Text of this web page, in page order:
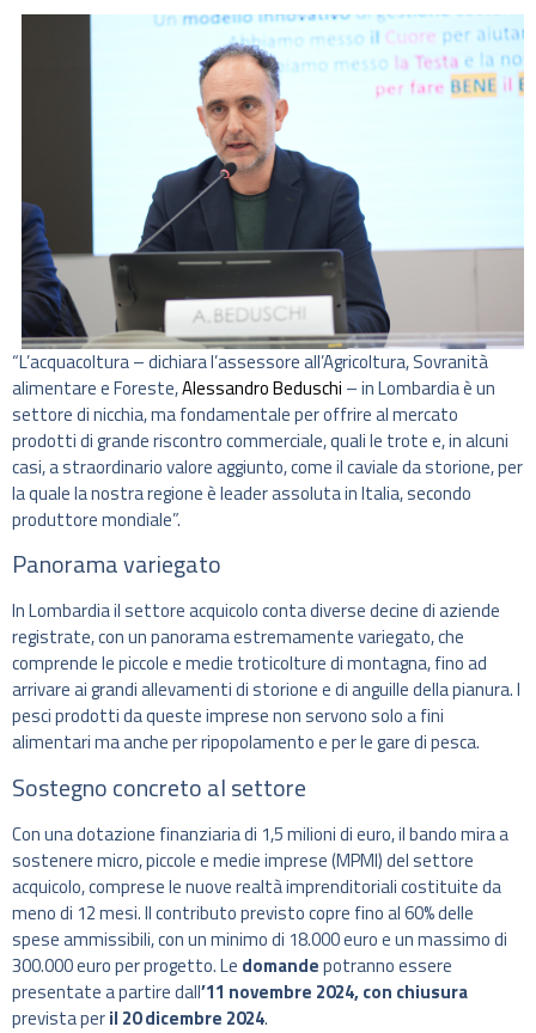
“L’acquacoltura – dichiara l’assessore all’Agricoltura, Sovranità
alimentare e Foreste,Alessandro Beduschi – in Lombardia è un
settore di nicchia, ma fondamentale per offrire al mercato
prodotti di grande riscontro commerciale, quali le trote e, in alcuni
casi, a straordinario valore aggiunto, come il caviale da storione, per
la quale la nostra regione è leader assoluta in Italia, secondo
produttore mondiale”.
Panorama variegato
In Lombardia il settore acquicolo conta diverse decine di aziende
registrate, con un panorama estremamente variegato, che
comprende le piccole e medie troticolture di montagna, fino ad
arrivare ai grandi allevamenti di storione e di anguille della pianura. I
pesci prodotti da queste imprese non servono solo a fini
alimentari ma anche per ripopolamento e per le gare di pesca.
Sostegno concreto al settore
Con una dotazione finanziaria di 1,5 milioni di euro, il bando mira a
sostenere micro, piccole e medie imprese (MPMI) del settore
acquicolo, comprese le nuove realtà imprenditoriali costituite da
meno di 12 mesi. Il contributo previsto copre fino al 60% delle
spese ammissibili, con un minimo di 18.000 euro e un massimo di
300.000 euro per progetto. Le domandepotranno essere
presentate a partire dall’11 novembre 2024, con chiusura
prevista peril 20 dicembre 2024.